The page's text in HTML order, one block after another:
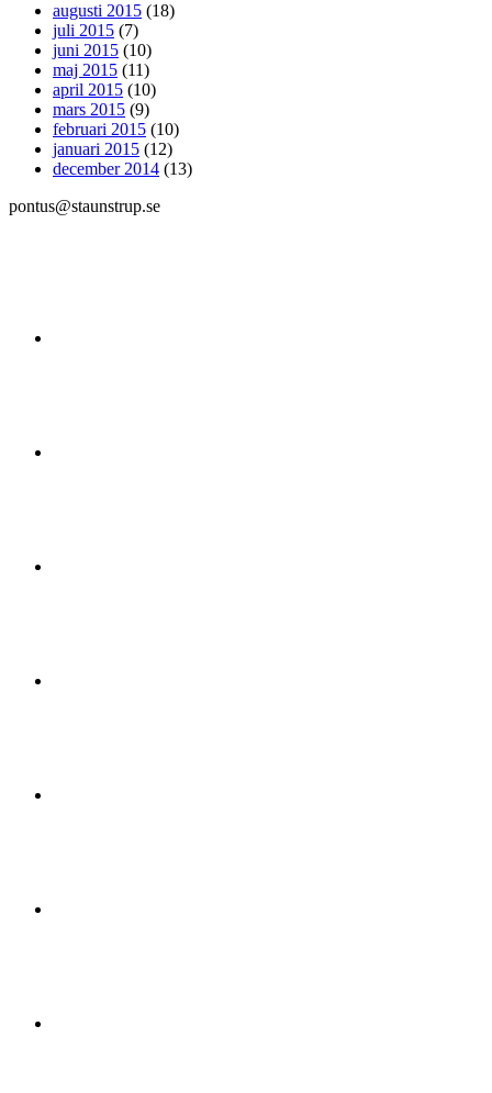
augusti 2015 (18)
juli 2015 (7)
juni 2015 (10)
maj 2015 (11)
april 2015 (10)
mars 2015 (9)
februari 2015 (10)
januari 2015 (12)
december 2014 (13)
pontus@staunstrup.se